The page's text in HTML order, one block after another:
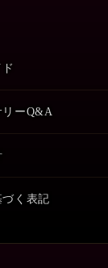
リーQ&A
く表記